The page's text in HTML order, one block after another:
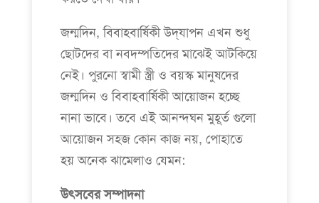
জন্মদিন, বিবাহবার্ষিকী উদ্‌যাপন এখন শুধু
ছোটদের বা নবদম্পতিদের মাঝেই আটকিয়ে
নেই। পুরনো স্বামী স্ত্রী ও বয়স্ক মানুষদের
জন্মদিন ও বিবাহবার্ষিকী আয়োজন হচ্ছে
নানা ভাবে। তবে এই আনন্দঘন মুহূর্ত গুলো
আয়োজন সহজ কোন কাজ নয়, পোহাতে
হয় অনেক ঝামেলাও যেমন:
উৎসবের সম্পাদনা